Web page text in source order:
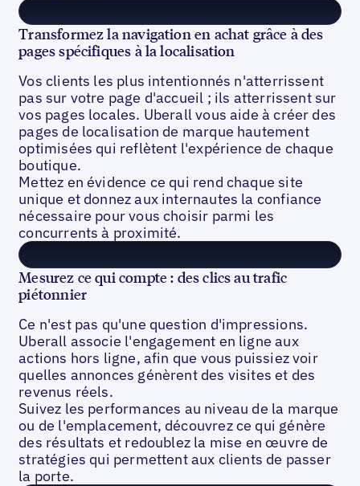
Transformez la navigation en achat grâce à des
pages spécifiques à la localisation
Vos clients les plus intentionnés n'atterrissent
pas sur votre page d'accueil ; ils atterrissent sur
vos pages locales. Uberall vous aide à créer des
pages de localisation de marque hautement
optimisées qui reflètent l'expérience de chaque
boutique.
Mettez en évidence ce qui rend chaque site
unique et donnez aux internautes la confiance
nécessaire pour vous choisir parmi les
concurrents à proximité.
Mesurez ce qui compte : des clics au trafic
piétonnier
Ce n'est pas qu'une question d'impressions.
Uberall associe l'engagement en ligne aux
actions hors ligne, afin que vous puissiez voir
quelles annonces génèrent des visites et des
revenus réels.
Suivez les performances au niveau de la marque
ou de l'emplacement, découvrez ce qui génère
des résultats et redoublez la mise en œuvre de
stratégies qui permettent aux clients de passer
la porte.